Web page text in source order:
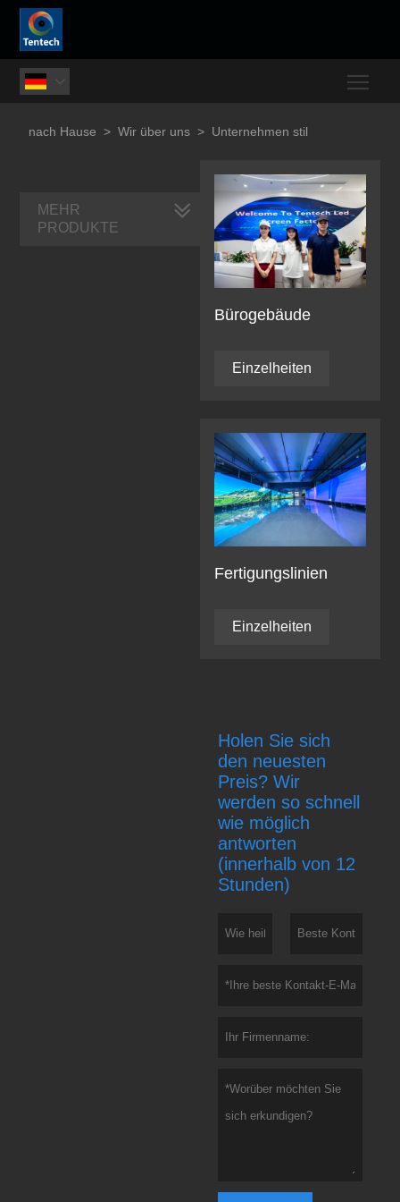

nach Hause > Wir über uns > Unternehmen stil
Bürogebäude
Einzelheiten
Fertigungslinien
Einzelheiten
Holen Sie sich
den neuesten
Preis? Wir
werden so schnell
wie möglich
antworten
(innerhalb von 12
Stunden)
MEHR
PRODUKTE